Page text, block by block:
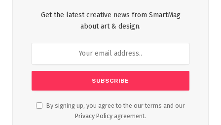
Get the latest creative news from SmartMag
about art & design.
By signing up, you agree to the our terms and our
Privacy Policy agreement.